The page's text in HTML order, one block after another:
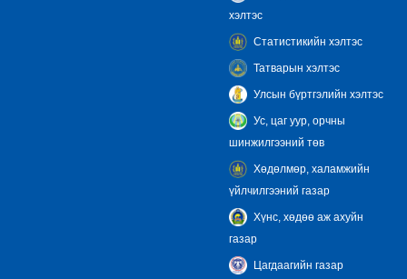
хэлтэс
Статистикийн хэлтэс
Татварын хэлтэс
Улсын бүртгэлийн хэлтэс
Ус, цаг уур, орчны
шинжилгээний төв
Хөдөлмөр, халамжийн
үйлчилгээний газар
Хүнс, хөдөө аж ахуйн
газар
Цагдаагийн газар